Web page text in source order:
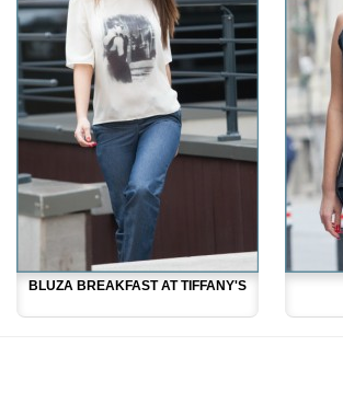
BLUZA BREAKFAST AT TIFFANY'S